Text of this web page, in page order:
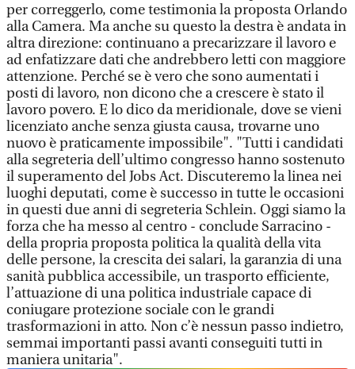
per correggerlo, come testimonia la proposta Orlando
alla Camera. Ma anche su questo la destra è andata in
altra direzione: continuano a precarizzare il lavoro e
ad enfatizzare dati che andrebbero letti con maggiore
attenzione. Perché se è vero che sono aumentati i
posti di lavoro, non dicono che a crescere è stato il
lavoro povero. E lo dico da meridionale, dove se vieni
licenziato anche senza giusta causa, trovarne uno
nuovo è praticamente impossibile". "Tutti i candidati
alla segreteria dell’ultimo congresso hanno sostenuto
il superamento del Jobs Act. Discuteremo la linea nei
luoghi deputati, come è successo in tutte le occasioni
in questi due anni di segreteria Schlein. Oggi siamo la
forza che ha messo al centro - conclude Sarracino -
della propria proposta politica la qualità della vita
delle persone, la crescita dei salari, la garanzia di una
sanità pubblica accessibile, un trasporto efficiente,
l’attuazione di una politica industriale capace di
coniugare protezione sociale con le grandi
trasformazioni in atto. Non c’è nessun passo indietro,
semmai importanti passi avanti conseguiti tutti in
maniera unitaria".